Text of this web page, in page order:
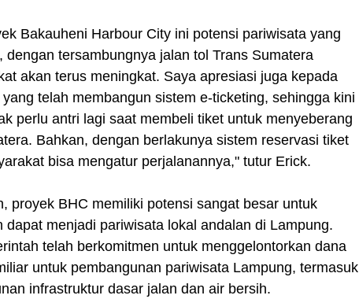
Bakauheni Harbour City ini potensi pariwisata yang
dengan tersambungnya jalan tol Trans Sumatera
akan terus meningkat. Saya apresiasi juga kepada
telah membangun sistem e-ticketing, sehingga kini
perlu antri lagi saat membeli tiket untuk menyeberang
Bahkan, dengan berlakunya sistem reservasi tiket
bisa mengatur perjalanannya," tutur Erick.
proyek BHC memiliki potensi sangat besar untuk
dapat menjadi pariwisata lokal andalan di Lampung.
telah berkomitmen untuk menggelontorkan dana
untuk pembangunan pariwisata Lampung, termasuk
infrastruktur dasar jalan dan air bersih.